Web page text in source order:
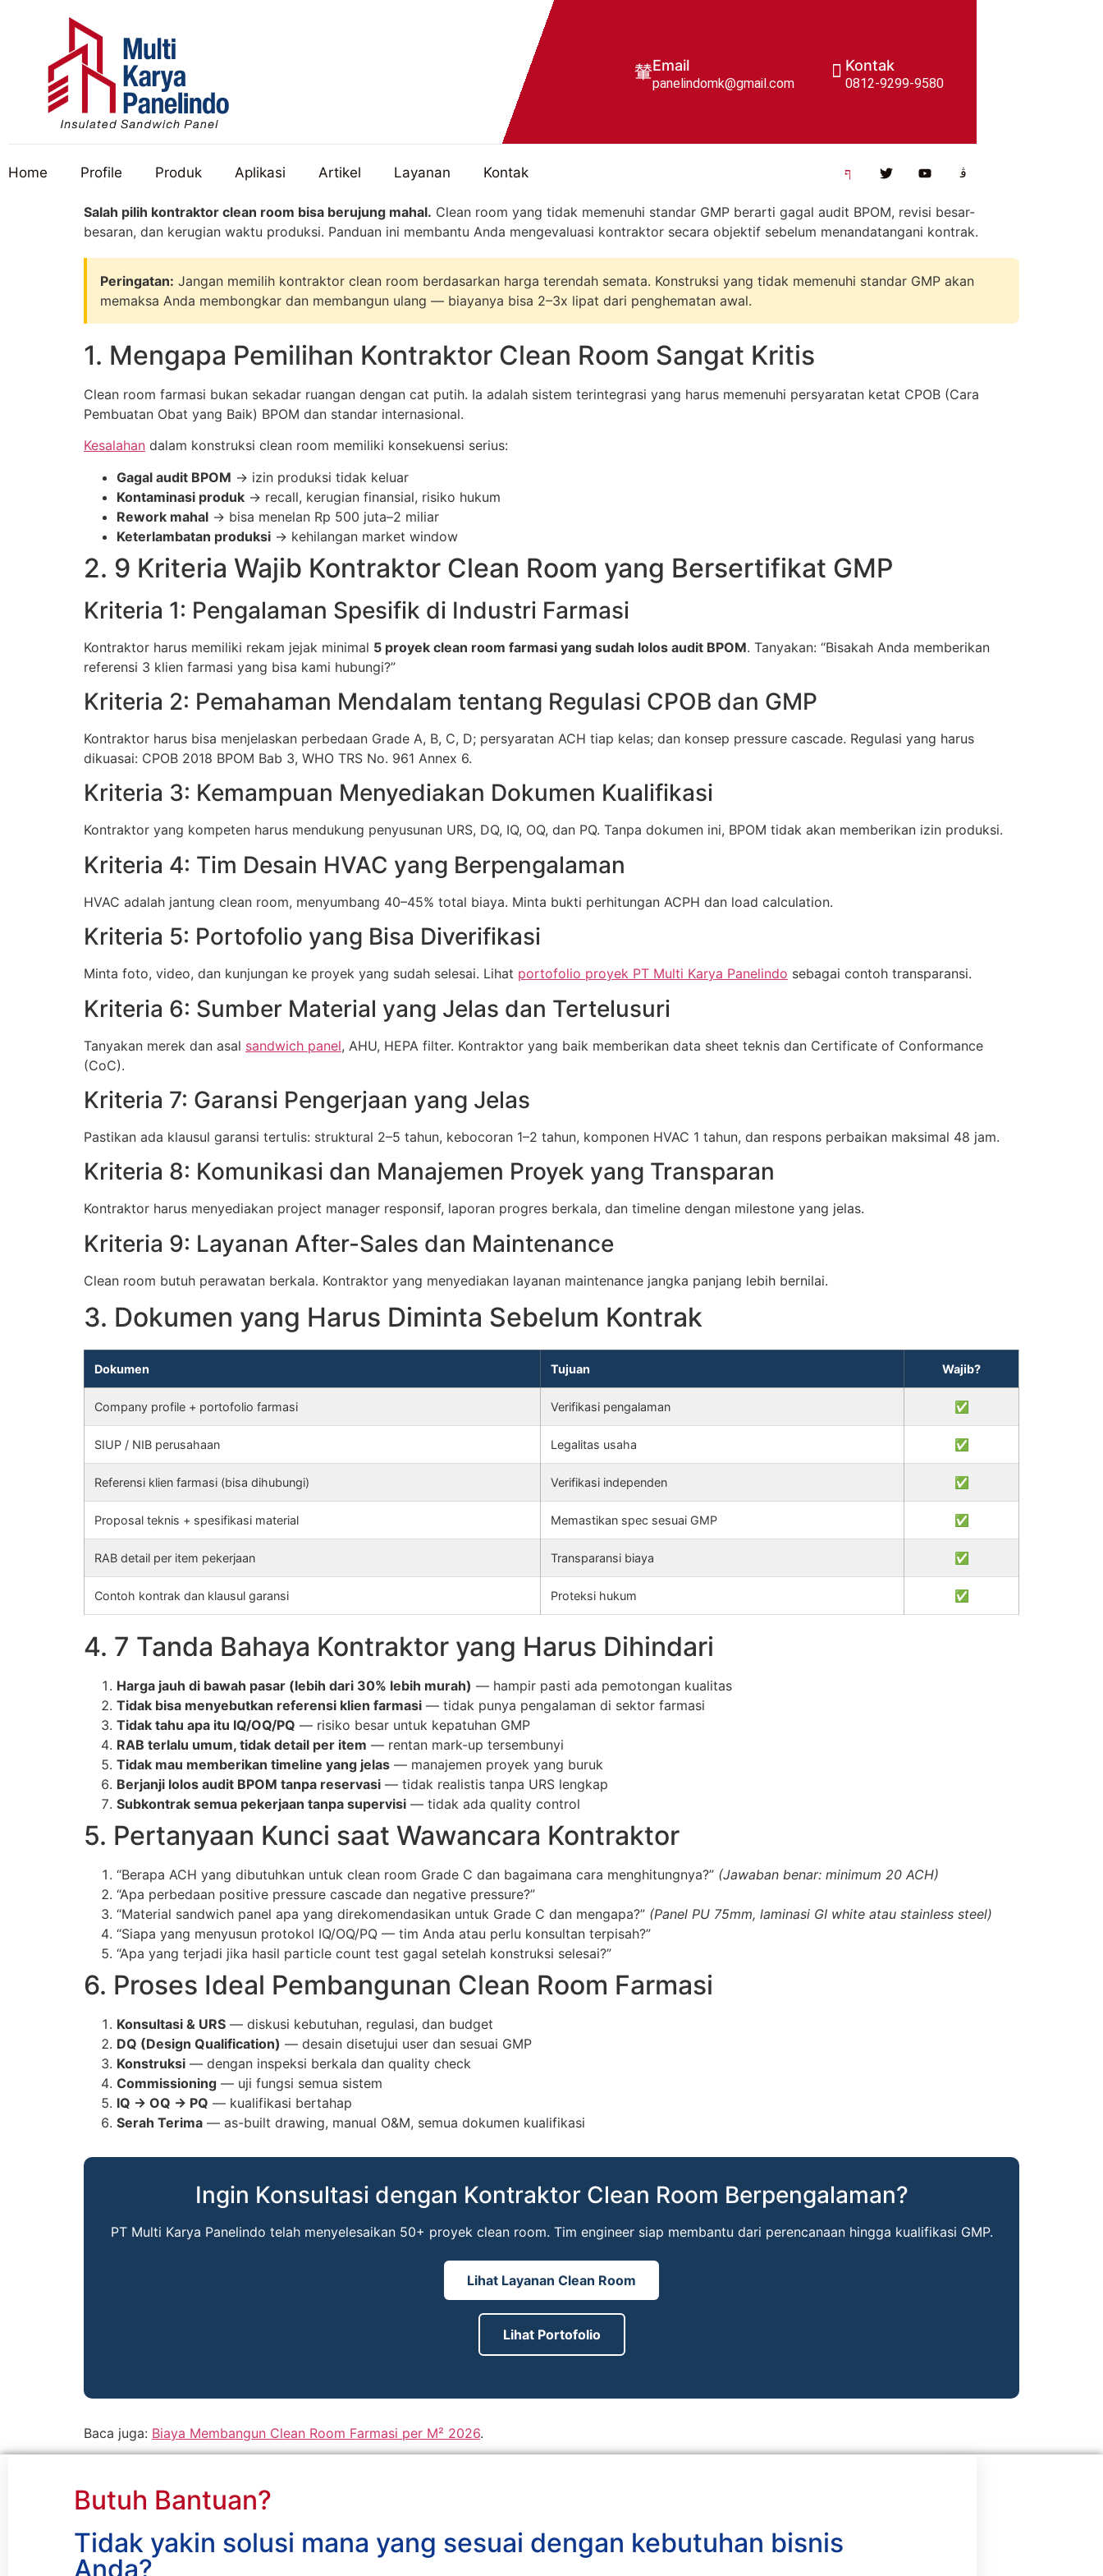
Email
panelindomk@gmail.com
Kontak
0812-9299-9580​
Home Profile Produk Aplikasi Artikel Layanan Kontak
Salah pilih kontraktor clean room bisa berujung mahal. Clean room yang tidak memenuhi standar GMP berarti gagal audit BPOM, revisi besar-
besaran, dan kerugian waktu produksi. Panduan ini membantu Anda mengevaluasi kontraktor secara objektif sebelum menandatangani kontrak.
Peringatan: Jangan memilih kontraktor clean room berdasarkan harga terendah semata. Konstruksi yang tidak memenuhi standar GMP akan
memaksa Anda membongkar dan membangun ulang — biayanya bisa 2–3x lipat dari penghematan awal.
1. Mengapa Pemilihan Kontraktor Clean Room Sangat Kritis
Clean room farmasi bukan sekadar ruangan dengan cat putih. Ia adalah sistem terintegrasi yang harus memenuhi persyaratan ketat CPOB (Cara
Pembuatan Obat yang Baik) BPOM dan standar internasional.
Kesalahan dalam konstruksi clean room memiliki konsekuensi serius:
Gagal audit BPOM → izin produksi tidak keluar
Kontaminasi produk → recall, kerugian finansial, risiko hukum
Rework mahal → bisa menelan Rp 500 juta–2 miliar
Keterlambatan produksi → kehilangan market window
2. 9 Kriteria Wajib Kontraktor Clean Room yang Bersertifikat GMP
Kriteria 1: Pengalaman Spesifik di Industri Farmasi
Kontraktor harus memiliki rekam jejak minimal 5 proyek clean room farmasi yang sudah lolos audit BPOM. Tanyakan: “Bisakah Anda memberikan
referensi 3 klien farmasi yang bisa kami hubungi?”
Kriteria 2: Pemahaman Mendalam tentang Regulasi CPOB dan GMP
Kontraktor harus bisa menjelaskan perbedaan Grade A, B, C, D; persyaratan ACH tiap kelas; dan konsep pressure cascade. Regulasi yang harus
dikuasai: CPOB 2018 BPOM Bab 3, WHO TRS No. 961 Annex 6.
Kriteria 3: Kemampuan Menyediakan Dokumen Kualifikasi
Kontraktor yang kompeten harus mendukung penyusunan URS, DQ, IQ, OQ, dan PQ. Tanpa dokumen ini, BPOM tidak akan memberikan izin produksi.
Kriteria 4: Tim Desain HVAC yang Berpengalaman
HVAC adalah jantung clean room, menyumbang 40–45% total biaya. Minta bukti perhitungan ACPH dan load calculation.
Kriteria 5: Portofolio yang Bisa Diverifikasi
Minta foto, video, dan kunjungan ke proyek yang sudah selesai. Lihat portofolio proyek PT Multi Karya Panelindo sebagai contoh transparansi.
Kriteria 6: Sumber Material yang Jelas dan Tertelusuri
Tanyakan merek dan asal sandwich panel, AHU, HEPA filter. Kontraktor yang baik memberikan data sheet teknis dan Certificate of Conformance
(CoC).
Kriteria 7: Garansi Pengerjaan yang Jelas
Pastikan ada klausul garansi tertulis: struktural 2–5 tahun, kebocoran 1–2 tahun, komponen HVAC 1 tahun, dan respons perbaikan maksimal 48 jam.
Kriteria 8: Komunikasi dan Manajemen Proyek yang Transparan
Kontraktor harus menyediakan project manager responsif, laporan progres berkala, dan timeline dengan milestone yang jelas.
Kriteria 9: Layanan After-Sales dan Maintenance
Clean room butuh perawatan berkala. Kontraktor yang menyediakan layanan maintenance jangka panjang lebih bernilai.
3. Dokumen yang Harus Diminta Sebelum Kontrak
Dokumen Tujuan Wajib?
Company profile + portofolio farmasi Verifikasi pengalaman ✅
SIUP / NIB perusahaan Legalitas usaha ✅
Referensi klien farmasi (bisa dihubungi) Verifikasi independen ✅
Proposal teknis + spesifikasi material Memastikan spec sesuai GMP ✅
RAB detail per item pekerjaan Transparansi biaya ✅
Contoh kontrak dan klausul garansi Proteksi hukum ✅
4. 7 Tanda Bahaya Kontraktor yang Harus Dihindari
Harga jauh di bawah pasar (lebih dari 30% lebih murah) — hampir pasti ada pemotongan kualitas
Tidak bisa menyebutkan referensi klien farmasi — tidak punya pengalaman di sektor farmasi
Tidak tahu apa itu IQ/OQ/PQ — risiko besar untuk kepatuhan GMP
RAB terlalu umum, tidak detail per item — rentan mark-up tersembunyi
Tidak mau memberikan timeline yang jelas — manajemen proyek yang buruk
Berjanji lolos audit BPOM tanpa reservasi — tidak realistis tanpa URS lengkap
Subkontrak semua pekerjaan tanpa supervisi — tidak ada quality control
5. Pertanyaan Kunci saat Wawancara Kontraktor
“Berapa ACH yang dibutuhkan untuk clean room Grade C dan bagaimana cara menghitungnya?” (Jawaban benar: minimum 20 ACH)
“Apa perbedaan positive pressure cascade dan negative pressure?”
“Material sandwich panel apa yang direkomendasikan untuk Grade C dan mengapa?” (Panel PU 75mm, laminasi GI white atau stainless steel)
“Siapa yang menyusun protokol IQ/OQ/PQ — tim Anda atau perlu konsultan terpisah?”
“Apa yang terjadi jika hasil particle count test gagal setelah konstruksi selesai?”
6. Proses Ideal Pembangunan Clean Room Farmasi
Konsultasi & URS — diskusi kebutuhan, regulasi, dan budget
DQ (Design Qualification) — desain disetujui user dan sesuai GMP
Konstruksi — dengan inspeksi berkala dan quality check
Commissioning — uji fungsi semua sistem
IQ → OQ → PQ — kualifikasi bertahap
Serah Terima — as-built drawing, manual O&M, semua dokumen kualifikasi
Ingin Konsultasi dengan Kontraktor Clean Room Berpengalaman?
PT Multi Karya Panelindo telah menyelesaikan 50+ proyek clean room. Tim engineer siap membantu dari perencanaan hingga kualifikasi GMP.
Lihat Layanan Clean Room
Lihat Portofolio
Baca juga: Biaya Membangun Clean Room Farmasi per M² 2026.
Butuh Bantuan?
Tidak yakin solusi mana yang sesuai dengan kebutuhan bisnis
Anda?